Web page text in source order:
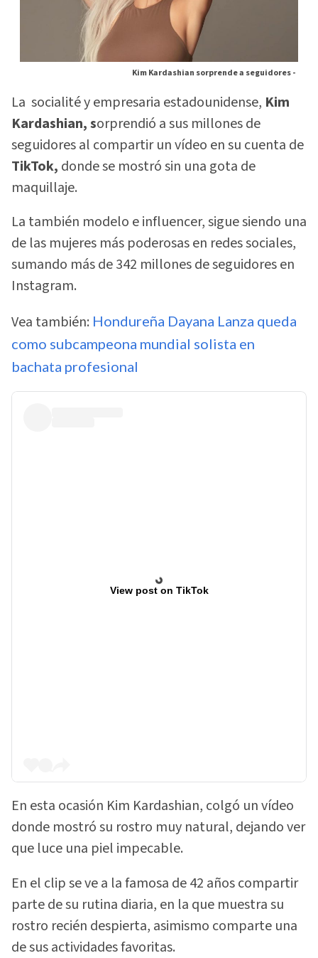
Kim Kardashian sorprende a seguidores -
La socialité y empresaria estadounidense, Kim
Kardashian, sorprendió a sus millones de
seguidores al compartir un vídeo en su cuenta de
TikTok, donde se mostró sin una gota de
maquillaje.
La también modelo e influencer, sigue siendo una
de las mujeres más poderosas en redes sociales,
sumando más de 342 millones de seguidores en
Instagram.
Vea también: Hondureña Dayana Lanza queda
como subcampeona mundial solista en
bachata profesional
View post on TikTok
En esta ocasión Kim Kardashian, colgó un vídeo
donde mostró su rostro muy natural, dejando ver
que luce una piel impecable.
En el clip se ve a la famosa de 42 años compartir
parte de su rutina diaria, en la que muestra su
rostro recién despierta, asimismo comparte una
de sus actividades favoritas.